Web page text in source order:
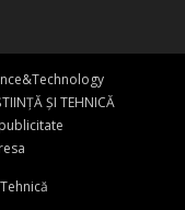
ȘI TEHNICĂ